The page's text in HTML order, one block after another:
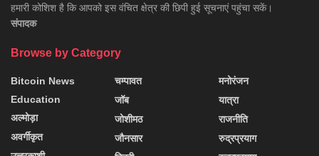
हमारी कोशिश है कि आपको इस वंचित क्षेत्र की छिपी हुई सूचनाएं पहुंचा सकें।
संपादक
Browse by Category
Bitcoin News
Education
अल्मोड़ा
अवर्गीकृत
चम्पावत
जॉब
जोशीमठ
जौनसार
मनोरंजन
यात्रा
राजनीति
रुद्रप्रयाग